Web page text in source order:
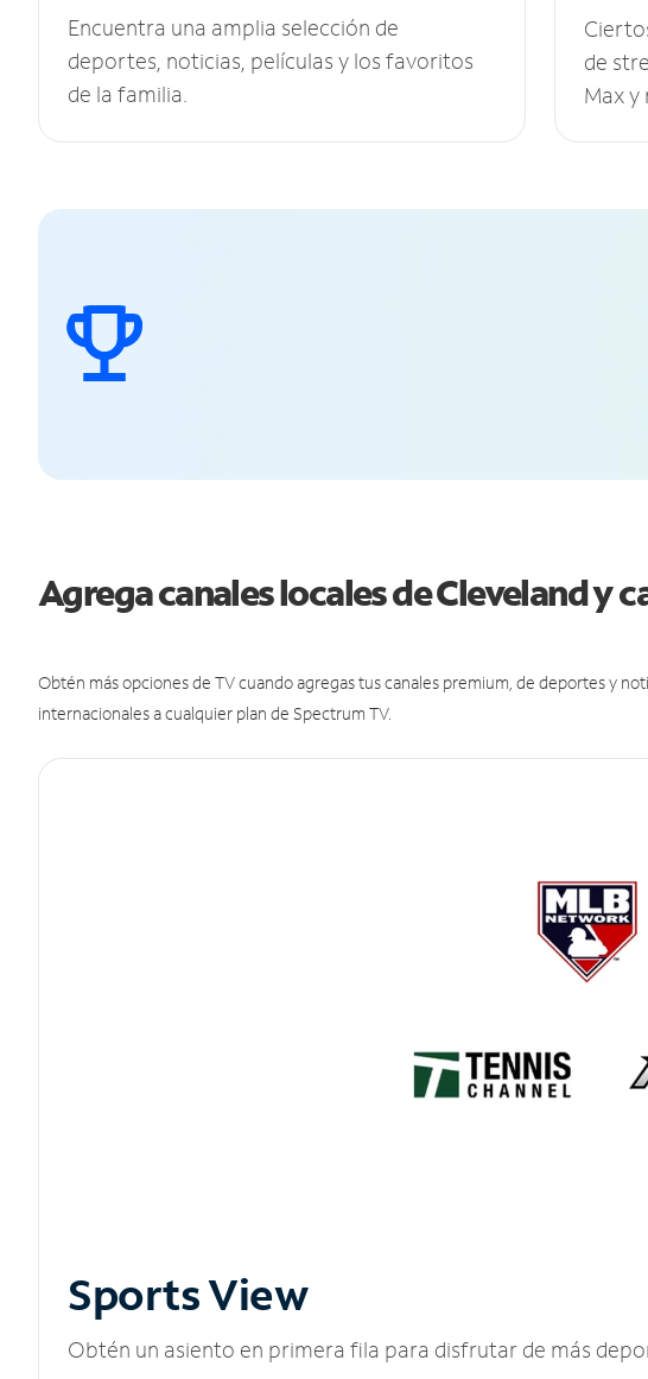
Encuentra una amplia selección de
deportes, noticias, películas y los favoritos
de la familia.
de
Max y
Agrega canales locales de Cleveland y
Obtén más opciones de TV cuando agregas tus canales premium, de deportes y
internacionales a cualquier plan de Spectrum TV.
Sports View
Obtén un asiento en primera fila para disfrutar de más